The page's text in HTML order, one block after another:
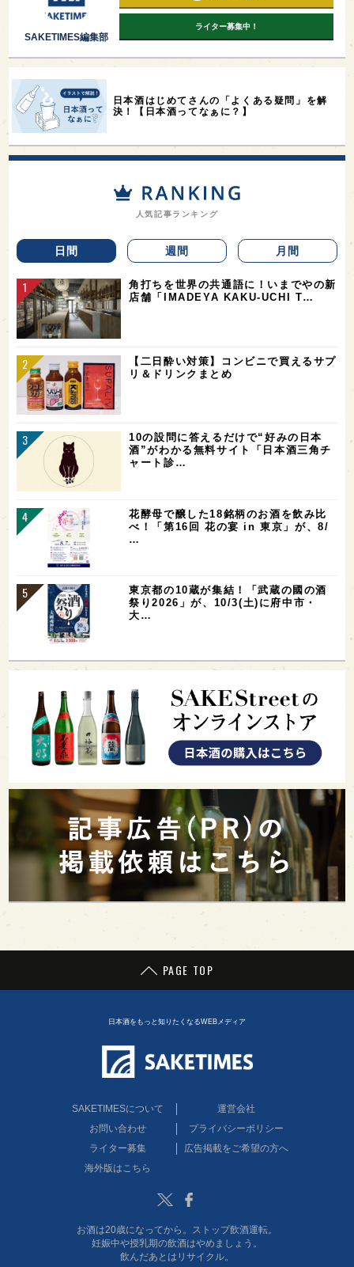
SAKETIMES編集部
ライター募集中！
日本酒はじめてさんの「よくある疑問」を解
決！【日本酒ってなぁに？】
人気記事ランキング
日間 週間 月間
角打ちを世界の共通語に！いまでやの新
店舗「IMADEYA KAKU-UCHI T…
【二日酔い対策】コンビニで買えるサプ
リ＆ドリンクまとめ
10の設問に答えるだけで“好みの日本
酒”がわかる無料サイト「日本酒三角チ
ャート診…
花酵母で醸した18銘柄のお酒を飲み比
べ！「第16回 花の宴 in 東京」が、8/
…
東京都の10蔵が集結！「武蔵の國の酒
祭り2026」が、10/3(土)に府中市・
大…
PAGE TOP
日本酒をもっと知りたくなるWEBメディア
SAKETIMESについて
運営会社
お問い合わせ
プライバシーポリシー
ライター募集
広告掲載をご希望の方へ
海外版はこちら
Twitter
お酒は20歳になってから。ストップ飲酒運転。
妊娠中や授乳期の飲酒はやめましょう。
飲んだあとはリサイクル。